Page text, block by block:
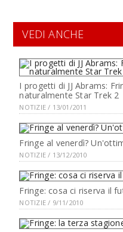
VEDI ANCHE
I progetti di JJ Abrams:
naturalmente Star Trek 2
NOTIZIE / 13/01/2011
Fringe al venerdì?
NOTIZIE / 13/12/2010
Fringe: cosa ci riserva il
NOTIZIE / 9/11/2010